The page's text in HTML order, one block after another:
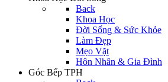
Back
Khoa Học
Đời Sống & Sức Khỏe
Làm Đẹp
Mẹo Vặt
Hôn Nhân & Gia Đình
Góc Bếp TPH